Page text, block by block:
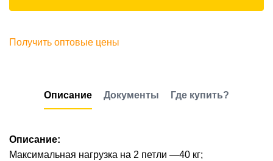
Получить оптовые цены
Описание Документы Где купить?
Описание:
Максимальная нагрузка на 2 петли —40 кг;